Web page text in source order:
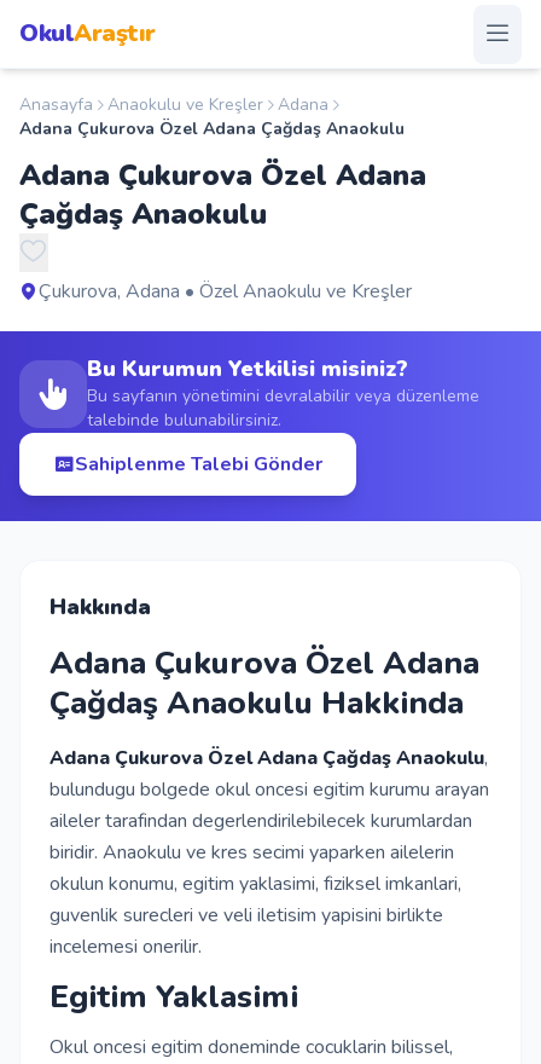
OkulAraştır
Anasayfa
Okullar
Şehirler
Duyurular
S.S.S.
Blog
Giriş Yap
Kayıt Ol
Okul Ekle
Anasayfa Anaokulu ve Kreşler
Adana
Adana Çukurova Özel Adana Çağdaş Anaokulu
Adana Çukurova Özel Adana
Çağdaş Anaokulu
Çukurova, Adana • Özel Anaokulu ve Kreşler
Bu Kurumun Yetkilisi misiniz?
Bu sayfanın yönetimini devralabilir veya düzenleme
talebinde bulunabilirsiniz.
Sahiplenme Talebi Gönder
Hakkında
Adana Çukurova Özel Adana
Çağdaş Anaokulu Hakkinda
Adana Çukurova Özel Adana Çağdaş Anaokulu,
bulundugu bolgede okul oncesi egitim kurumu arayan
aileler tarafindan degerlendirilebilecek kurumlardan
biridir. Anaokulu ve kres secimi yaparken ailelerin
okulun konumu, egitim yaklasimi, fiziksel imkanlari,
guvenlik surecleri ve veli iletisim yapisini birlikte
incelemesi onerilir.
Egitim Yaklasimi
Okul oncesi egitim doneminde cocuklarin bilissel,